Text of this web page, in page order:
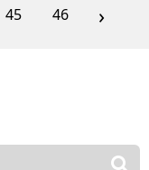
45 46 ›